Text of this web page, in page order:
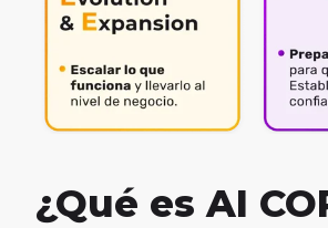
¿Qué es AI